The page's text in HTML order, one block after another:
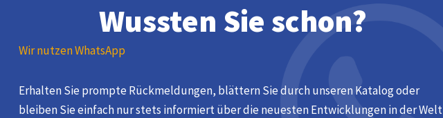
Wussten Sie schon?
Wir nutzen WhatsApp
Erhalten Sie prompte Rückmeldungen, blättern Sie durch unseren Katalog oder
bleiben Sie einfach nur stets informiert über die neuesten Entwicklungen in der Welt